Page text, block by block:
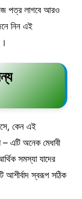
পত্র লাগবে আরও
নিন এই
কেন এই
অনেক মেধাবী
সমস্যা যাদের
আশীর্বাদ স্বরূপ সঠিক